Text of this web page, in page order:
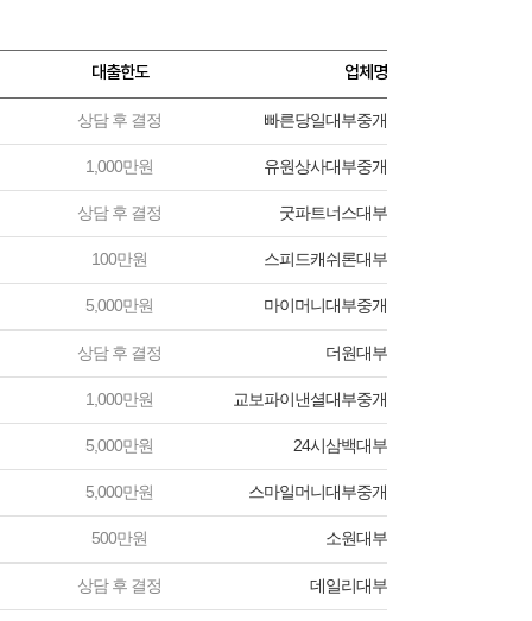
대출한도 업체명
상담 후 결정 빠른당일대부중개
1,000만원 유원상사대부중개
상담 후 결정 굿파트너스대부
100만원 스피드캐쉬론대부
5,000만원 마이머니대부중개
상담 후 결정 더원대부
1,000만원 교보파이낸셜대부중개
5,000만원 24시삼백대부
5,000만원 스마일머니대부중개
500만원 소원대부
상담 후 결정 데일리대부